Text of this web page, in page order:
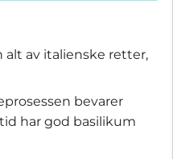
alt av italienske retter,
bevarer
har god basilikum